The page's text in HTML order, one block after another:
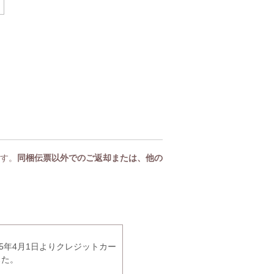
。
同梱伝票以外でのご返却または、他の
年4月1日よりクレジットカー
。